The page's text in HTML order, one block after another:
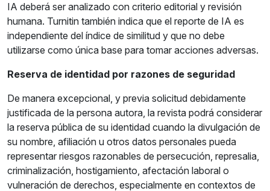
IA deberá ser analizado con criterio editorial y revisión
humana. Turnitin también indica que el reporte de IA es
independiente del índice de similitud y que no debe
utilizarse como única base para tomar acciones adversas.
Reserva de identidad por razones de seguridad
De manera excepcional, y previa solicitud debidamente
justificada de la persona autora, la revista podrá considerar
la reserva pública de su identidad cuando la divulgación de
su nombre, afiliación u otros datos personales pueda
representar riesgos razonables de persecución, represalia,
criminalización, hostigamiento, afectación laboral o
vulneración de derechos, especialmente en contextos de